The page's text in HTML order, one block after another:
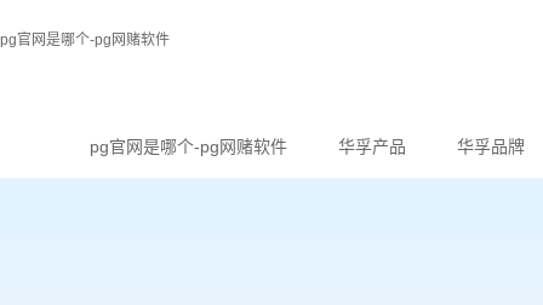
pg官网是哪个-pg网赌软件
pg官网是哪个-pg网赌软件 华孚产品 华孚品牌